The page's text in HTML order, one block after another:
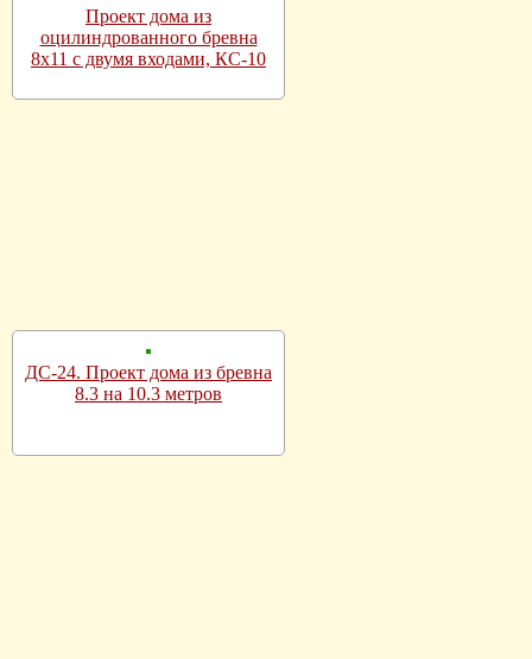
Проект дома из
оцилиндрованного бревна
8х11 с двумя входами, КС-10
ДС-24. Проект дома из бревна
8.3 на 10.3 метров